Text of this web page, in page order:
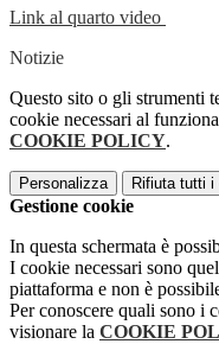
Link al quarto video
Notizie
Questo sito o gli strumenti
cookie necessari al
COOKIE POLICY.
Personalizza Rifiuta tutti i
Gestione cookie
In questa schermata è
I cookie necessari sono
piattaforma e non è
Per conoscere quali sono i
visionare la COOKIE